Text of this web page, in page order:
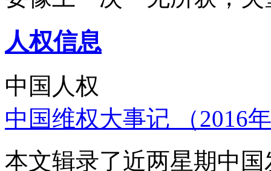
人权信息
中国人权
中国维权大事记 （2016
本文辑录了近两星期中